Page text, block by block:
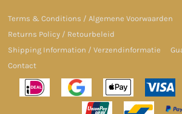
Terms & Conditions / Algemene Voorwaarden
Returns Policy / Retourbeleid
Shipping Information / Verzendinformatie
Contact